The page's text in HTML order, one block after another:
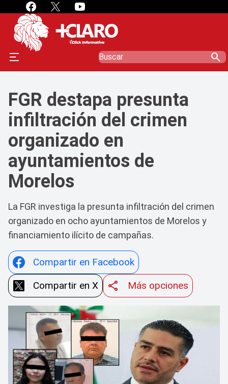
search
FGR destapa presunta
infiltración del crimen
organizado en
ayuntamientos de
Morelos
La FGR investiga la presunta infiltración del crimen
organizado en ocho ayuntamientos de Morelos y
financiamiento ilícito de campañas.
Compartir en Facebook
Compartir en X
Más opciones